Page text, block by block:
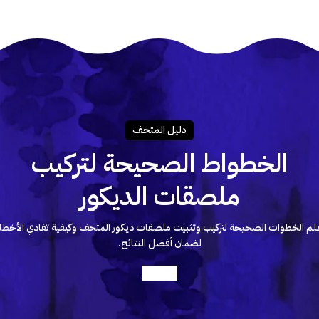
دليـل المتحـف
الخطواط الصحيحة لتركيب
ملصقات الديكور
الخطوات الصحيحة لتركيب وتثبيت ملصقات ديكور المتحف وكيفية تفادي
لضمان أفضل النتائج.